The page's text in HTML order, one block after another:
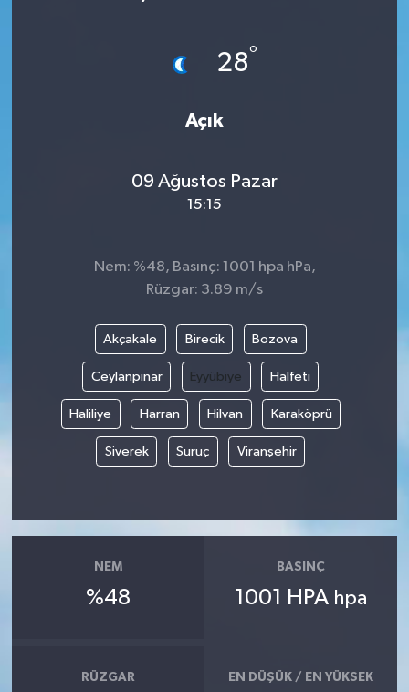
28°
Açık
09 Ağustos Pazar
15:15
Nem: %48, Basınç: 1001 hpa hPa,
Rüzgar: 3.89 m/s
Akçakale Birecik Bozova
Ceylanpınar Eyyübiye Halfeti
Haliliye Harran Hilvan Karaköprü
Siverek Suruç Viranşehir
NEM
%48
BASINÇ
1001 HPA hpa
RÜZGAR EN DÜŞÜK / EN YÜKSEK